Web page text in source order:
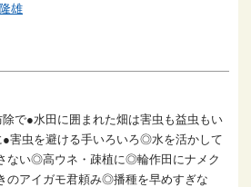
雄
で●水田に囲まれた畑は害虫も益虫もい
●害虫を避ける手いろいろ◎水を活かして
ない◎高ウネ・疎植に◎輪作田にナメク
のアイガモ君頼み◎播種を早めすぎな